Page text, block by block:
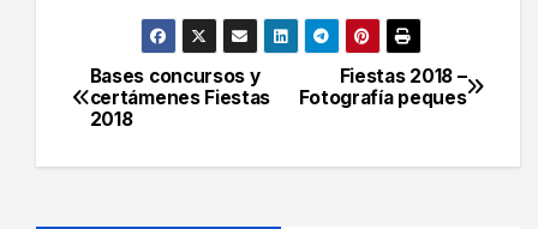
Navegación
de
Fiestas 2018 –
Fotografía peques
Bases concursos y
certámenes Fiestas
2018